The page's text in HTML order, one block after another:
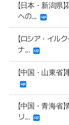
【日本・新潟県
への...
【ロシア・イル
ナ...
【中国・山東省
【中国・青海省
リ...